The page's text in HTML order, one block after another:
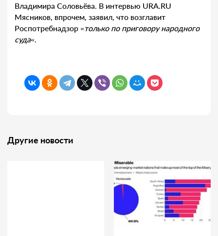
Владимира Соловьёва. В интервью URA.RU
Мясников, впрочем, заявил, что возглавит
Роспотребнадзор «только по приговору народного
суда«.
Другие новости